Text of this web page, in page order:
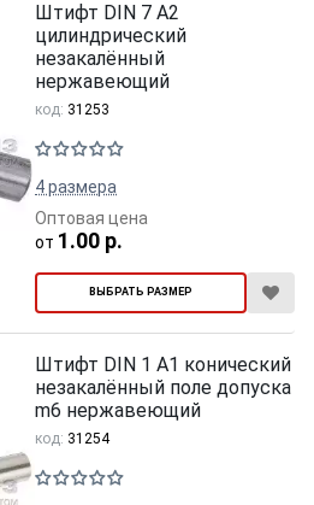
Штифт DIN 7 А2
цилиндрический
незакалённый
нержавеющий
код: 31253
4 размера
ВЫБРАТЬ РАЗМЕР
от 1.00 р.
Оптовая цена
Штифт DIN 1 A1 конический
незакалённый поле допуска
m6 нержавеющий
код: 31254